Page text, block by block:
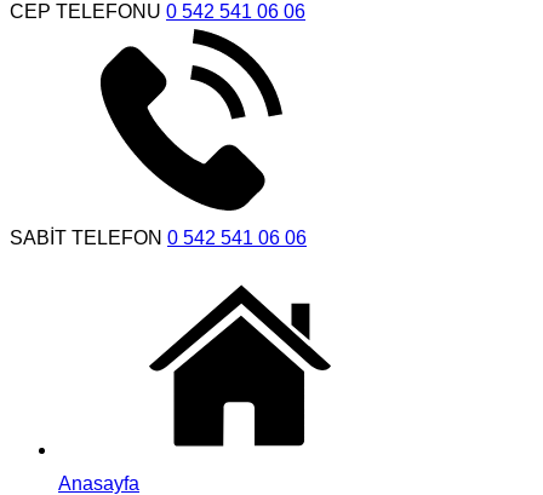
CEP TELEFONU 0 542 541 06 06
SABİT TELEFON 0 542 541 06 06
Anasayfa